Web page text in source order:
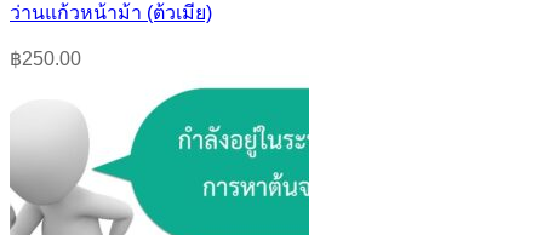
ว่านแก้วหน้าม้า (ต้วเมีย)
฿250.00